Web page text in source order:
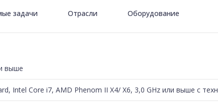
задачи Отрасли Оборудование
выше
Intel Core i7, AMD Phenom II X4/ X6, 3,0 GHz или выше с